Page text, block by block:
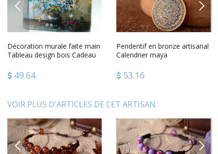
PREVIOUS
Décoration murale faite main
Tableau design bois Cadeau
49.64
Pendentif en bronze artisanal
Calendrier maya
53.16
NEXT
VOIR PLUS D'ARTICLES DE CET ARTISAN
PREVIOUS NEXT